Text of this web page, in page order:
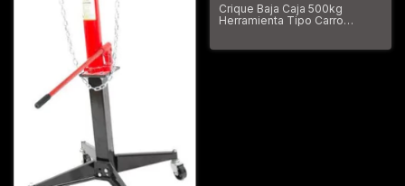
Crique Baja Caja 500kg
Herramienta Tipo Carro